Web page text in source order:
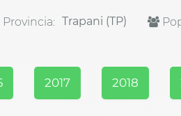
Provincia: Trapani (TP)
2017 2018